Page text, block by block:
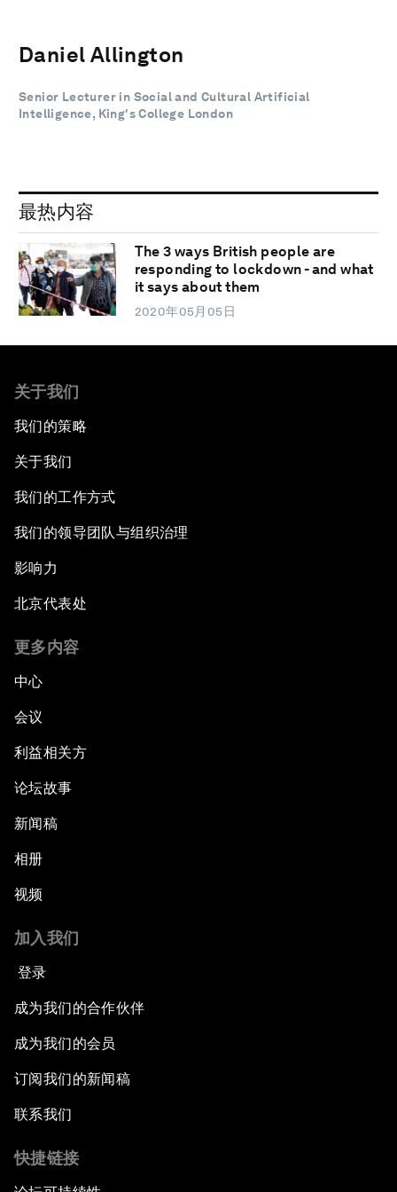
Daniel Allington
Senior Lecturer in Social and Cultural Artificial
Intelligence, King's College London
最热内容
The 3 ways British people are
responding to lockdown - and what
it says about them
2020年05月05日
关于我们
我们的策略
关于我们
我们的工作方式
我们的领导团队与组织治理
影响力
北京代表处
更多内容
中心
会议
利益相关方
论坛故事
新闻稿
相册
视频
加入我们
登录
成为我们的合作伙伴
成为我们的会员
订阅我们的新闻稿
联系我们
快捷链接